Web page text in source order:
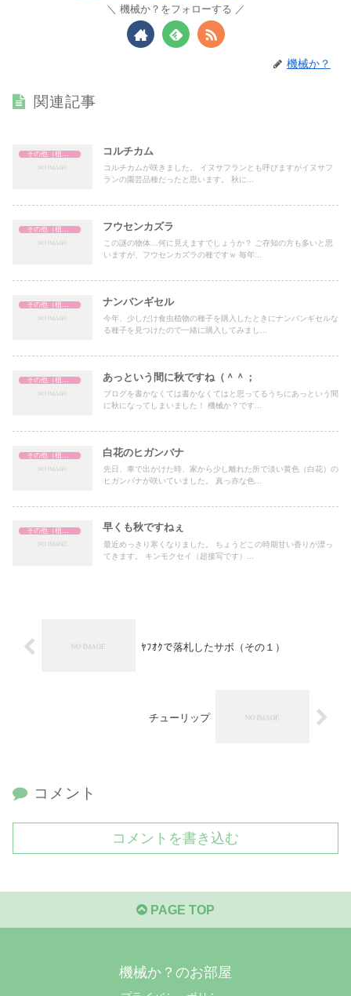
機械か？をフォローする
機械か？
関連記事
その他（植物関係） コルチカム
コルチカムが咲きました。 イヌサフランとも呼びますがイヌサフ
ランの園芸品種だったと思います。 秋に...
その他（植物関係） フウセンカズラ
この謎の物体…何に見えますでしょうか？ ご存知の方も多いと思
いますが、フウセンカズラの種ですｗ 毎年...
その他（植物関係） ナンバンギセル
今年、少しだけ食虫植物の種子を購入したときにナンバンギセルな
る種子を見つけたので一緒に購入してみまし...
あっという間に秋ですね（＾＾；
ブログを書かなくては書かなくてはと思ってるうちにあっという間
に秋になってしまいました！ 機械か？です...
白花のヒガンバナ
先日、車で出かけた時、家から少し離れた所で淡い黄色（白花）の
ヒガンバナが咲いていました。 真っ赤な色...
早くも秋ですねぇ
最近めっきり寒くなりました。 ちょうどこの時期甘い香りが漂っ
てきます。 キンモクセイ（超接写です）...
ﾔﾌｵｸで落札したサボ（その１）
チューリップ
コメント
コメントを書き込む
PAGE TOP
機械か？のお部屋